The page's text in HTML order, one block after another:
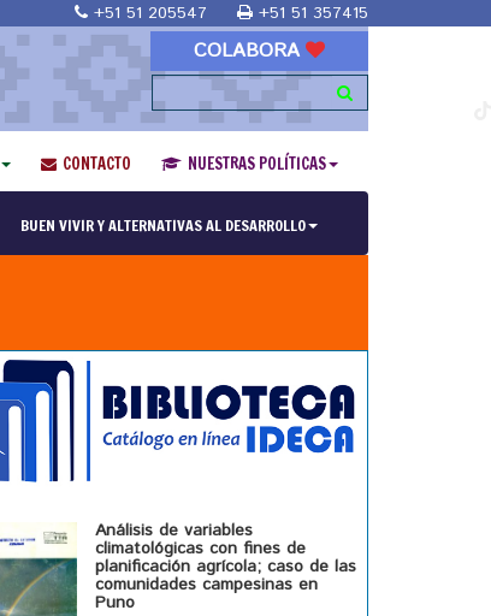
+51 51 205547 +51 51 357415
COLABORA
CONTACTO NUESTRAS POLÍTICAS
BUEN VIVIR Y ALTERNATIVAS AL DESARROLLO
Análisis de variables
climatológicas con fines de
planificación agrícola; caso de las
comunidades campesinas en
Puno